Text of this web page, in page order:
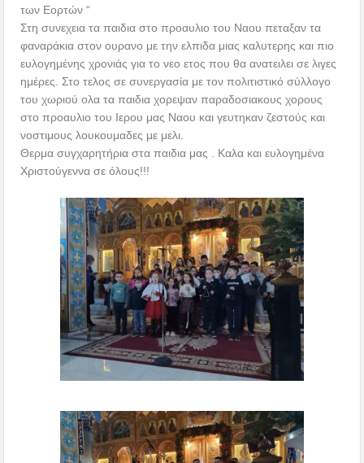
των Εορτών “
Στη συνεχεια τα παιδια στο προαυλιο του Ναου πεταξαν τα
φαναράκια στον ουρανο με την ελπιδα μιας καλυτερης και πιο
ευλογημένης χρονιάς για το νεο ετος που θα ανατειλει σε λιγες
ημέρες. Στο τελος σε συνεργασία με τον πολιτιστικό σύλλογο
του χωριού ολα τα παιδια χορεψαν παραδοσιακους χορους
στο προαυλιο του Ιερου μας Ναου και γευτηκαν ζεστούς και
νοστιμους λουκουμαδες με μελι.
Θερμα συγχαρητήρια στα παιδια μας . Καλα και ευλογημένα
Χριστούγεννα σε όλους!!!